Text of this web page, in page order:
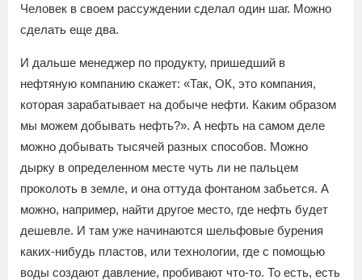
Человек в своем рассуждении сделал один шаг. Можно
сделать еще два.
И дальше менеджер по продукту, пришедший в
нефтяную компанию скажет: «Так, ОК, это компания,
которая зарабатывает на добыче нефти. Каким образом
мы можем добывать нефть?». А нефть на самом деле
можно добывать тысячей разных способов. Можно
дырку в определенном месте чуть ли не пальцем
проколоть в земле, и она оттуда фонтаном забьется. А
можно, например, найти другое место, где нефть будет
дешевле. И там уже начинаются шельфовые бурения
каких-нибудь пластов, или технологии, где с помощью
воды создают давление, пробивают что-то. То есть, есть